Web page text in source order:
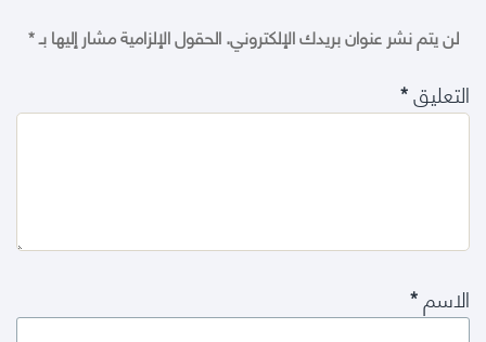
لن يتم نشر عنوان بريدك الإلكتروني.الحقول الإلزامية مشار إليها بـ*
التعليق*
الاسم*